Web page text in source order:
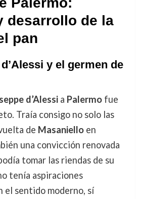
desarrollo de la
pan
y el germen de
d’Alessia Palermofue
Traía consigo no solo las
de Masanielloen
una convicción renovada
tomar las riendas de su
tenía aspiraciones
el sentido moderno, sí